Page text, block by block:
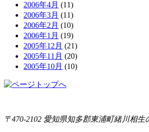
2006年4月 (11)
2006年3月 (11)
2006年2月 (10)
2006年1月 (19)
2005年12月 (21)
2005年11月 (20)
2005年10月 (10)
〒470-2102 愛知県知多郡東浦町緒川相生